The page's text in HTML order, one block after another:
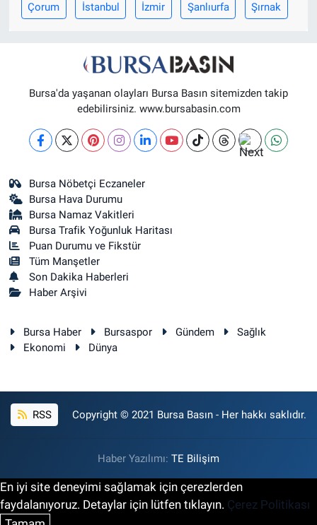
Çorum İstanbul İzmir Şanlıurfa Şırnak
Bursa'da yaşanan olayları Bursa Basın sitemizden takip
edebilirsiniz. www.bursabasin.com
Bursa Nöbetçi Eczaneler
Bursa Hava Durumu
Bursa Namaz Vakitleri
Bursa Trafik Yoğunluk Haritası
Puan Durumu ve Fikstür
Tüm Manşetler
Son Dakika Haberleri
Haber Arşivi
Bursa Haber Bursaspor Gündem
Sağlık
Ekonomi
Dünya
RSS Copyright © 2021 Bursa Basın - Her hakkı saklıdır.
Haber Yazılımı: TE Bilişim
En iyi site deneyimi sağlamak için çerezlerden
faydalanıyoruz. Detaylar için lütfen tıklayın. Çerez Politikası